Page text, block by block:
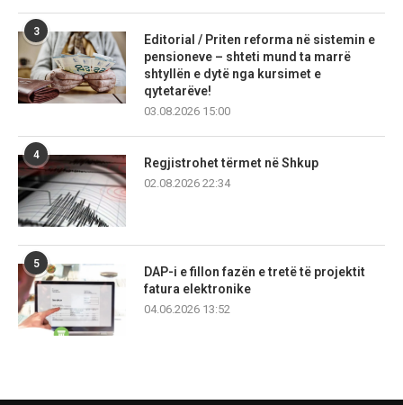
3
Editorial / Priten reforma në sistemin e
pensioneve – shteti mund ta marrë
shtyllën e dytë nga kursimet e
qytetarëve!
03.08.2026 15:00
4
Regjistrohet tërmet në Shkup
02.08.2026 22:34
5
DAP-i e fillon fazën e tretë të projektit
fatura elektronike
04.06.2026 13:52